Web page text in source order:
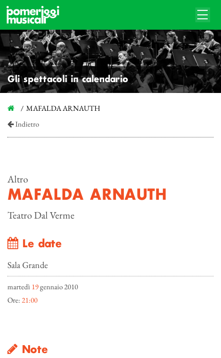
Gli spettacoli in calendario
MAFALDA ARNAUTH
Indietro
Altro
MAFALDA ARNAUTH
Teatro Dal Verme
Le date
Sala Grande
martedì 19gennaio 2010
Ore: 21:00
Note